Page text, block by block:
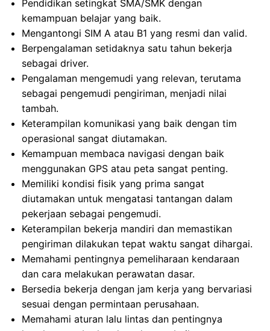
Pendidikan setingkat SMA/SMK dengan
kemampuan belajar yang baik.
Mengantongi SIM A atau B1 yang resmi dan valid.
Berpengalaman setidaknya satu tahun bekerja
sebagai driver.
Pengalaman mengemudi yang relevan, terutama
sebagai pengemudi pengiriman, menjadi nilai
tambah.
Keterampilan komunikasi yang baik dengan tim
operasional sangat diutamakan.
Kemampuan membaca navigasi dengan baik
menggunakan GPS atau peta sangat penting.
Memiliki kondisi fisik yang prima sangat
diutamakan untuk mengatasi tantangan dalam
pekerjaan sebagai pengemudi.
Keterampilan bekerja mandiri dan memastikan
pengiriman dilakukan tepat waktu sangat dihargai.
Memahami pentingnya pemeliharaan kendaraan
dan cara melakukan perawatan dasar.
Bersedia bekerja dengan jam kerja yang bervariasi
sesuai dengan permintaan perusahaan.
Memahami aturan lalu lintas dan pentingnya